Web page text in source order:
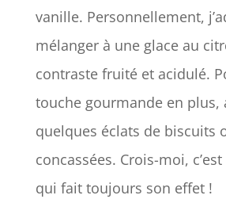
vanille. Personnellement,
mélanger à une glace au
contraste fruité et acidulé.
touche gourmande en plus,
quelques éclats de biscuits
concassées. Crois-moi,
qui fait toujours son effet !